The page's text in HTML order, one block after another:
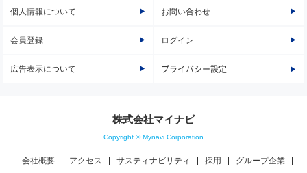
個人情報について お問い合わせ
会員登録 ログイン
広告表示について プライバシー設定
株式会社マイナビ
Copyright © Mynavi Corporation
会社概要 アクセス サスティナビリティ 採用
グループ企業